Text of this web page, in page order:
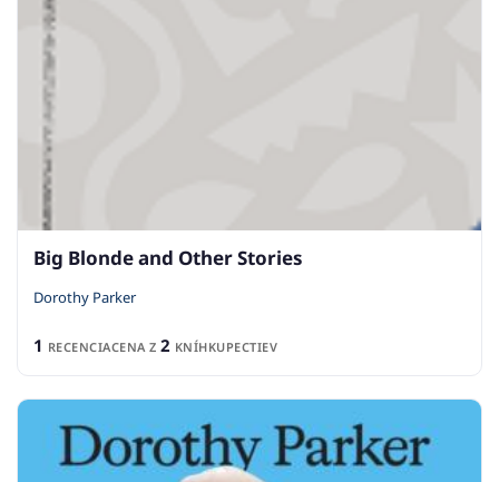
Big Blonde and Other Stories
Dorothy Parker
1 RECENCIACENA Z 2 KNÍHKUPECTIEV